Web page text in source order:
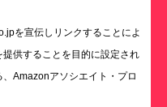
を宣伝しリンクすることによ
供することを目的に設定され
Amazonアソシエイト・プロ